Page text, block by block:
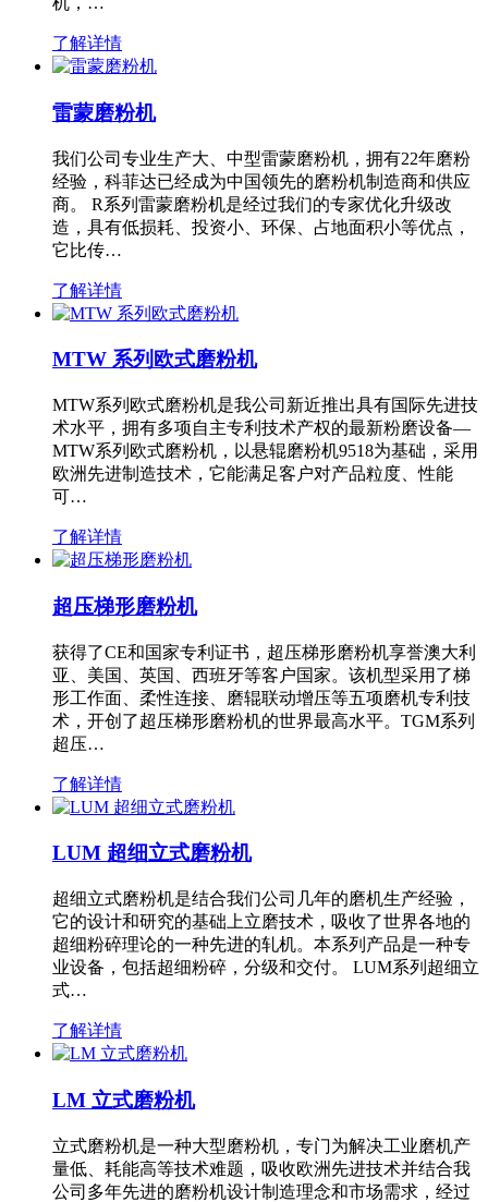
了解详情
雷蒙磨粉机
我们公司专业生产大、中型雷蒙磨粉机，拥有22年磨粉
经验，科菲达已经成为中国领先的磨粉机制造商和供应
商。 R系列雷蒙磨粉机是经过我们的专家优化升级改
造，具有低损耗、投资小、环保、占地面积小等优点，
它比传…
了解详情
MTW 系列欧式磨粉机
MTW系列欧式磨粉机是我公司新近推出具有国际先进技
术水平，拥有多项自主专利技术产权的最新粉磨设备—
MTW系列欧式磨粉机，以悬辊磨粉机9518为基础，采用
欧洲先进制造技术，它能满足客户对产品粒度、性能
可…
了解详情
超压梯形磨粉机
获得了CE和国家专利证书，超压梯形磨粉机享誉澳大利
亚、美国、英国、西班牙等客户国家。该机型采用了梯
形工作面、柔性连接、磨辊联动增压等五项磨机专利技
术，开创了超压梯形磨粉机的世界最高水平。TGM系列
超压…
了解详情
LUM 超细立式磨粉机
超细立式磨粉机是结合我们公司几年的磨机生产经验，
它的设计和研究的基础上立磨技术，吸收了世界各地的
超细粉碎理论的一种先进的轧机。本系列产品是一种专
业设备，包括超细粉碎，分级和交付。 LUM系列超细立
式…
了解详情
LM 立式磨粉机
立式磨粉机是一种大型磨粉机，专门为解决工业磨机产
量低、耗能高等技术难题，吸收欧洲先进技术并结合我
公司多年先进的磨粉机设计制造理念和市场需求，经过